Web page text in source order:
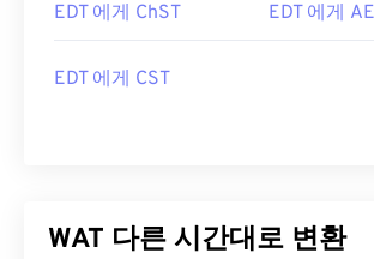
EDT 에게 ChST EDT 에게
EDT 에게 CST
WAT 다른 시간대로 변환